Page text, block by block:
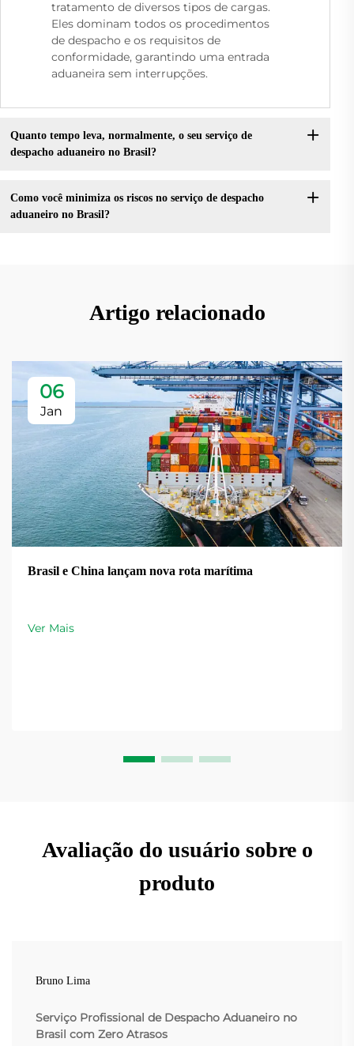
tratamento de diversos tipos de cargas.
Eles dominam todos os procedimentos
de despacho e os requisitos de
conformidade, garantindo uma entrada
aduaneira sem interrupções.
Quanto tempo leva, normalmente, o seu serviço de
despacho aduaneiro no Brasil?
Como você minimiza os riscos no serviço de despacho
aduaneiro no Brasil?
Artigo relacionado
06
Jan
Brasil e China lançam nova rota marítima
Ver Mais
Avaliação do usuário sobre o
produto
Bruno Lima
Serviço Profissional de Despacho Aduaneiro no
Brasil com Zero Atrasos